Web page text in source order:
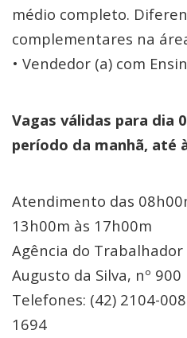
médio completo.
complementares na
• Vendedor (a) com
Vagas válidas para dia
período da manhã, até
Atendimento das
13h00m às 17h00m
Agência do Trabalhador
Augusto da Silva, nº 900
Telefones: (42) 2104-
1694